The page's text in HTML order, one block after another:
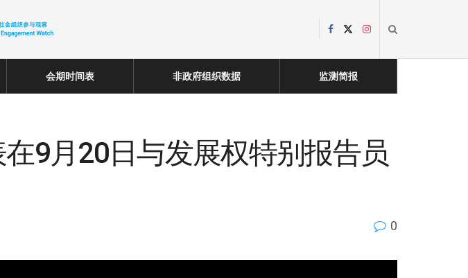
会期时间表 非政府组织数据 监测简报
9月20日与发展权特别报告员
0